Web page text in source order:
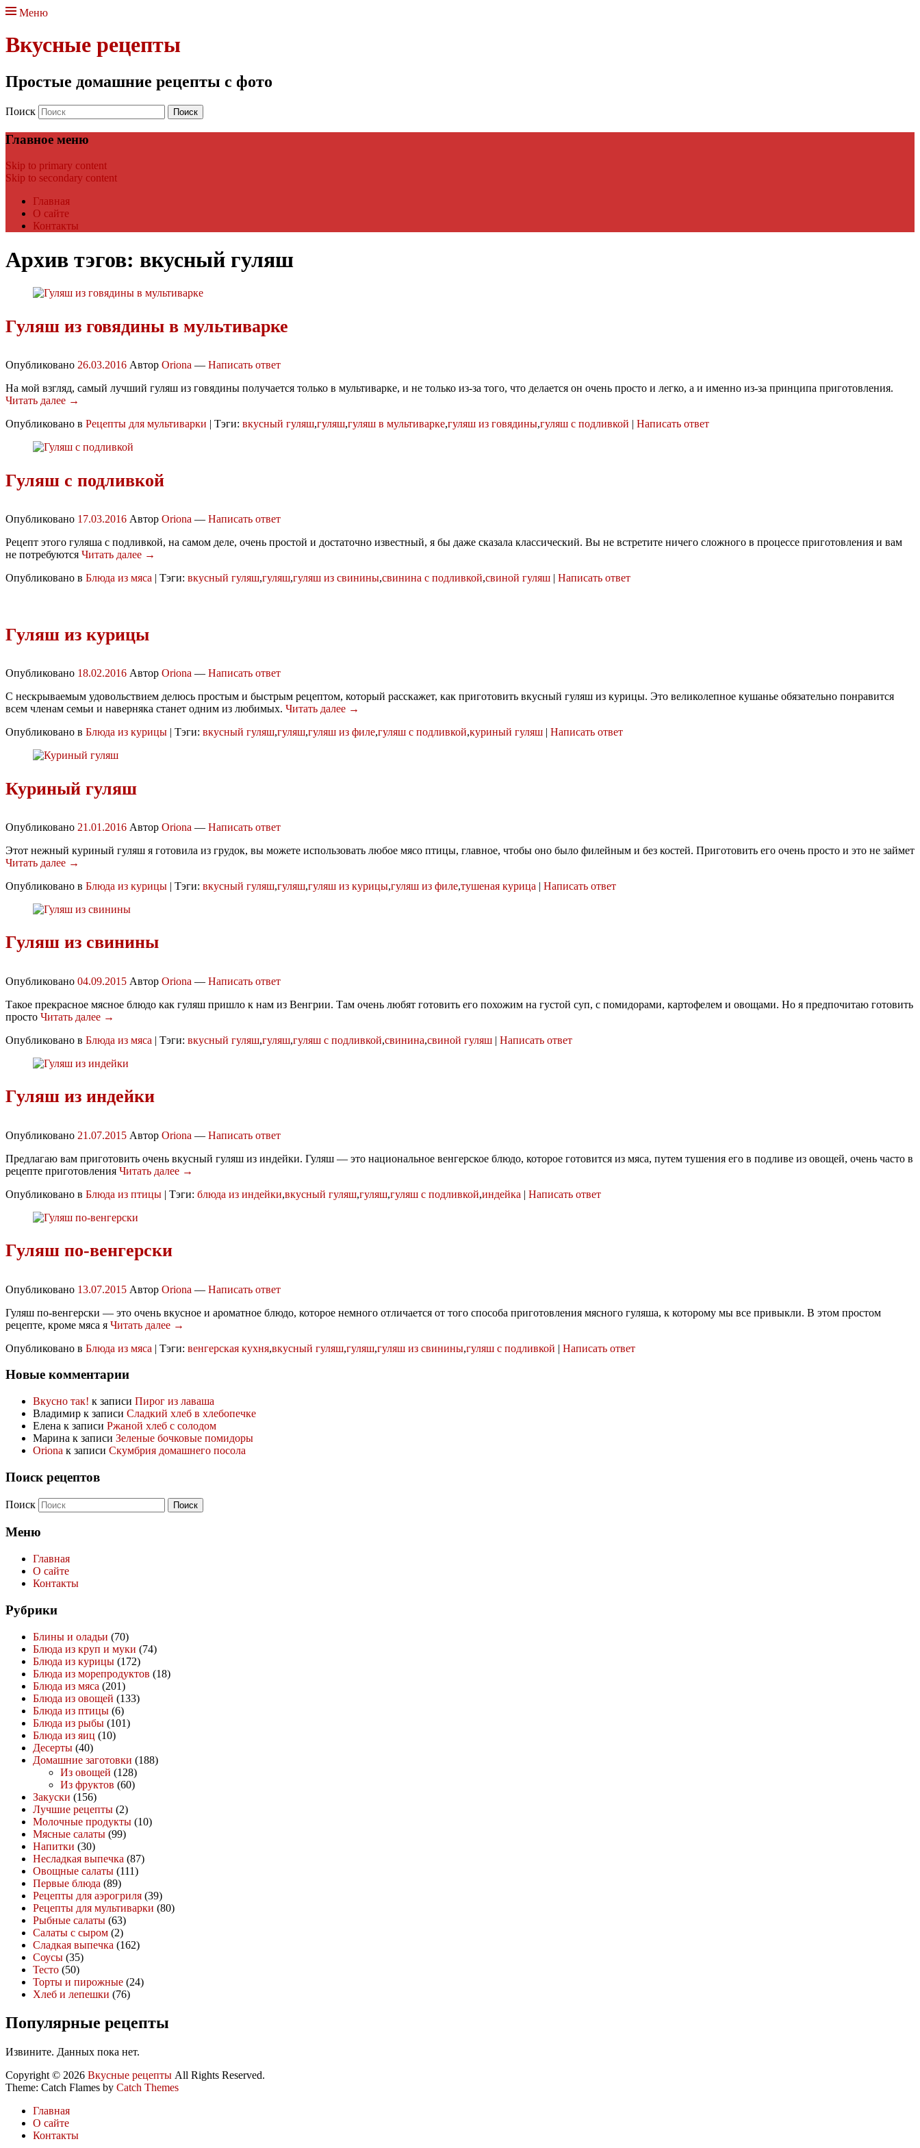
Меню
Вкусные рецепты
Простые домашние рецепты с фото
Поиск
Главное меню
Skip to primary content
Skip to secondary content
Главная
О сайте
Контакты
Архив тэгов: вкусный гуляш
Гуляш из говядины в мультиварке
Опубликовано 26.03.2016 Автор Oriona — Написать ответ
На мой взгляд, самый лучший гуляш из говядины получается только в мультиварке, и не только из-за того, что делается он очень просто и легко, а и именно из-за принципа приготовления.
Читать далее →
Опубликовано в Рецепты для мультиварки | Тэги: вкусный гуляш,гуляш,гуляш в мультиварке,гуляш из говядины,гуляш с подливкой | Написать ответ
Гуляш с подливкой
Опубликовано 17.03.2016 Автор Oriona — Написать ответ
Рецепт этого гуляша с подливкой, на самом деле, очень простой и достаточно известный, я бы даже сказала классический. Вы не встретите ничего сложного в процессе приготовления и вам
не потребуются Читать далее →
Опубликовано в Блюда из мяса | Тэги: вкусный гуляш,гуляш,гуляш из свинины,свинина с подливкой,свиной гуляш | Написать ответ
Гуляш из курицы
Опубликовано 18.02.2016 Автор Oriona — Написать ответ
С нескрываемым удовольствием делюсь простым и быстрым рецептом, который расскажет, как приготовить вкусный гуляш из курицы. Это великолепное кушанье обязательно понравится
всем членам семьи и наверняка станет одним из любимых. Читать далее →
Опубликовано в Блюда из курицы | Тэги: вкусный гуляш,гуляш,гуляш из филе,гуляш с подливкой,куриный гуляш | Написать ответ
Куриный гуляш
Опубликовано 21.01.2016 Автор Oriona — Написать ответ
Этот нежный куриный гуляш я готовила из грудок, вы можете использовать любое мясо птицы, главное, чтобы оно было филейным и без костей. Приготовить его очень просто и это не займет
Читать далее →
Опубликовано в Блюда из курицы | Тэги: вкусный гуляш,гуляш,гуляш из курицы,гуляш из филе,тушеная курица | Написать ответ
Гуляш из свинины
Опубликовано 04.09.2015 Автор Oriona — Написать ответ
Такое прекрасное мясное блюдо как гуляш пришло к нам из Венгрии. Там очень любят готовить его похожим на густой суп, с помидорами, картофелем и овощами. Но я предпочитаю готовить
просто Читать далее →
Опубликовано в Блюда из мяса | Тэги: вкусный гуляш,гуляш,гуляш с подливкой,свинина,свиной гуляш | Написать ответ
Гуляш из индейки
Опубликовано 21.07.2015 Автор Oriona — Написать ответ
Предлагаю вам приготовить очень вкусный гуляш из индейки. Гуляш — это национальное венгерское блюдо, которое готовится из мяса, путем тушения его в подливе из овощей, очень часто в
рецепте приготовления Читать далее →
Опубликовано в Блюда из птицы | Тэги: блюда из индейки,вкусный гуляш,гуляш,гуляш с подливкой,индейка | Написать ответ
Гуляш по-венгерски
Опубликовано 13.07.2015 Автор Oriona — Написать ответ
Гуляш по-венгерски — это очень вкусное и ароматное блюдо, которое немного отличается от того способа приготовления мясного гуляша, к которому мы все привыкли. В этом простом
рецепте, кроме мяса я Читать далее →
Опубликовано в Блюда из мяса | Тэги: венгерская кухня,вкусный гуляш,гуляш,гуляш из свинины,гуляш с подливкой | Написать ответ
Новые комментарии
Вкусно так! к записи Пирог из лаваша
Владимир к записи Сладкий хлеб в хлебопечке
Елена к записи Ржаной хлеб с солодом
Марина к записи Зеленые бочковые помидоры
Oriona к записи Скумбрия домашнего посола
Поиск рецептов
Поиск
Меню
Главная
О сайте
Контакты
Рубрики
Блины и оладьи (70)
Блюда из круп и муки (74)
Блюда из курицы (172)
Блюда из морепродуктов (18)
Блюда из мяса (201)
Блюда из овощей (133)
Блюда из птицы (6)
Блюда из рыбы (101)
Блюда из яиц (10)
Десерты (40)
Домашние заготовки (188)
Из овощей (128)
Из фруктов (60)
Закуски (156)
Лучшие рецепты (2)
Молочные продукты (10)
Мясные салаты (99)
Напитки (30)
Несладкая выпечка (87)
Овощные салаты (111)
Первые блюда (89)
Рецепты для аэрогриля (39)
Рецепты для мультиварки (80)
Рыбные салаты (63)
Салаты с сыром (2)
Сладкая выпечка (162)
Соусы (35)
Тесто (50)
Торты и пирожные (24)
Хлеб и лепешки (76)
Популярные рецепты
Извините. Данных пока нет.
Copyright © 2026 Вкусные рецепты All Rights Reserved.
Theme: Catch Flames by Catch Themes
Главная
О сайте
Контакты